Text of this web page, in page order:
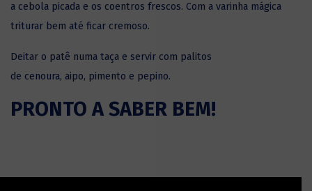
a cebola picada e os coentros frescos. Com a varinha mágica
triturar bem até ficar cremoso.
Deitar o patê numa taça e servir com palitos
de cenoura, aipo, pimento e pepino.
PRONTO A SABER BEM!